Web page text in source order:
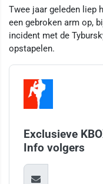
Twee jaar geleden liep
een gebroken arm op,
incident met de
opstapelen.
Exclusieve
Info volgers